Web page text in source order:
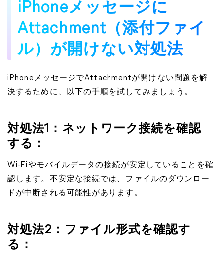
iPhoneメッセージに
Attachment（添付ファイ
ル）が開けない対処法
iPhoneメッセージでAttachmentが開けない問題を解
決するために、以下の手順を試してみましょう。
対処法1：ネットワーク接続を確認
する：
Wi-Fiやモバイルデータの接続が安定していることを確
認します。不安定な接続では、ファイルのダウンロー
ドが中断される可能性があります。
対処法2：ファイル形式を確認す
る：